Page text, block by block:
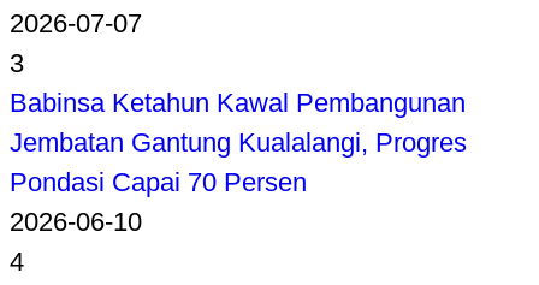
2026-07-07
3
Babinsa Ketahun Kawal Pembangunan
Jembatan Gantung Kualalangi, Progres
Pondasi Capai 70 Persen
2026-06-10
4